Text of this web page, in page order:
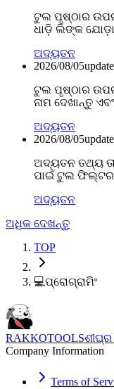
ଟୁଲ ପୃଷ୍ଠାର
ଧାଡ଼ି ଲିଙ୍କ
ଅଦ୍ୟତନ
2026/08/05
ଟୁଲ ପୃଷ୍ଠାର
ନାମ ଦେଖାନ୍ତୁ
ଅଦ୍ୟତନ
2026/08/05
ଅଦ୍ୟତନ ତଥ୍ୟ
ପାଇଁ ଟୁଲ
ଅଦ୍ୟତନ
ଅଧିକ ଦେଖନ୍ତୁ
TOP
💻ପ୍ରୋଗ୍ରାମିଂ
RAKKOTOOLSଶୀଘ୍ର
Company Information
Terms of